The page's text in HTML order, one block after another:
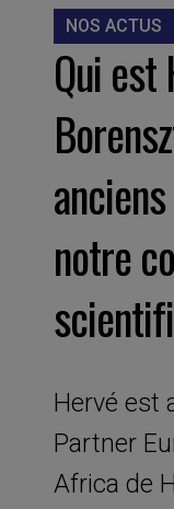
NOS ACTUS
Qui est
notre
Hervé est
Partner
Africa de